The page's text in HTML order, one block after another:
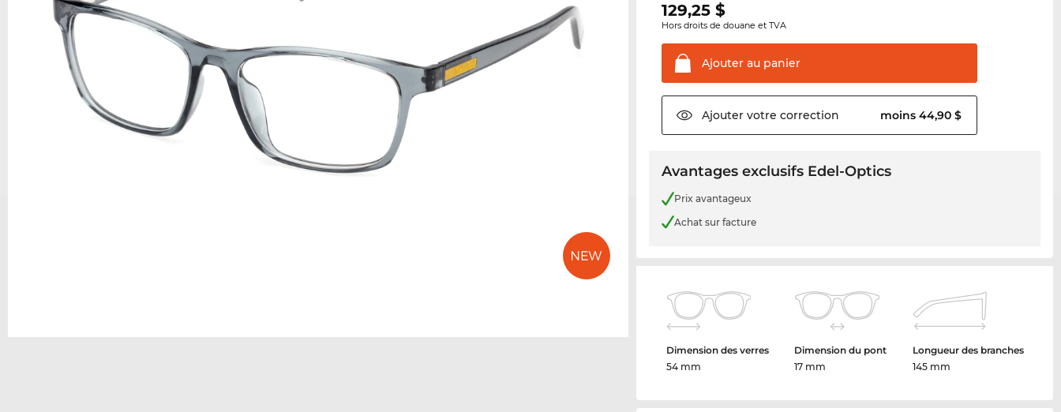
129,25 $
Hors droits de douane et TVA
Ajouter au panier
Ajouter votre correction moins 44,90 $
Avantages exclusifs Edel-Optics
Prix avantageux
Achat sur facture
Dimension des verres
54 mm
Dimension du pont
17 mm
Longueur des branches
145 mm